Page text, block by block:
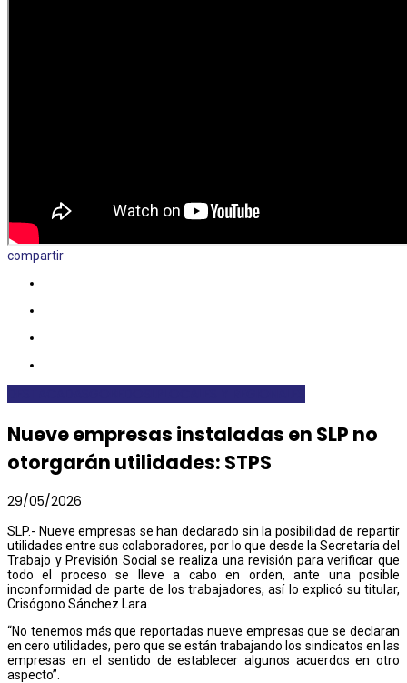
compartir
Nueve empresas instaladas en SLP no
otorgarán utilidades: STPS
29/05/2026
SLP.- Nueve empresas se han declarado sin la posibilidad de repartir
utilidades entre sus colaboradores, por lo que desde la Secretaría del
Trabajo y Previsión Social se realiza una revisión para verificar que
todo el proceso se lleve a cabo en orden, ante una posible
inconformidad de parte de los trabajadores, así lo explicó su titular,
Crisógono Sánchez Lara.
“No tenemos más que reportadas nueve empresas que se declaran
en cero utilidades, pero que se están trabajando los sindicatos en las
empresas en el sentido de establecer algunos acuerdos en otro
aspecto”.